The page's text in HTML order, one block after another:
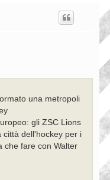
una metropoli
gli ZSC Lions
città dell'hockey per i
che fare con Walter